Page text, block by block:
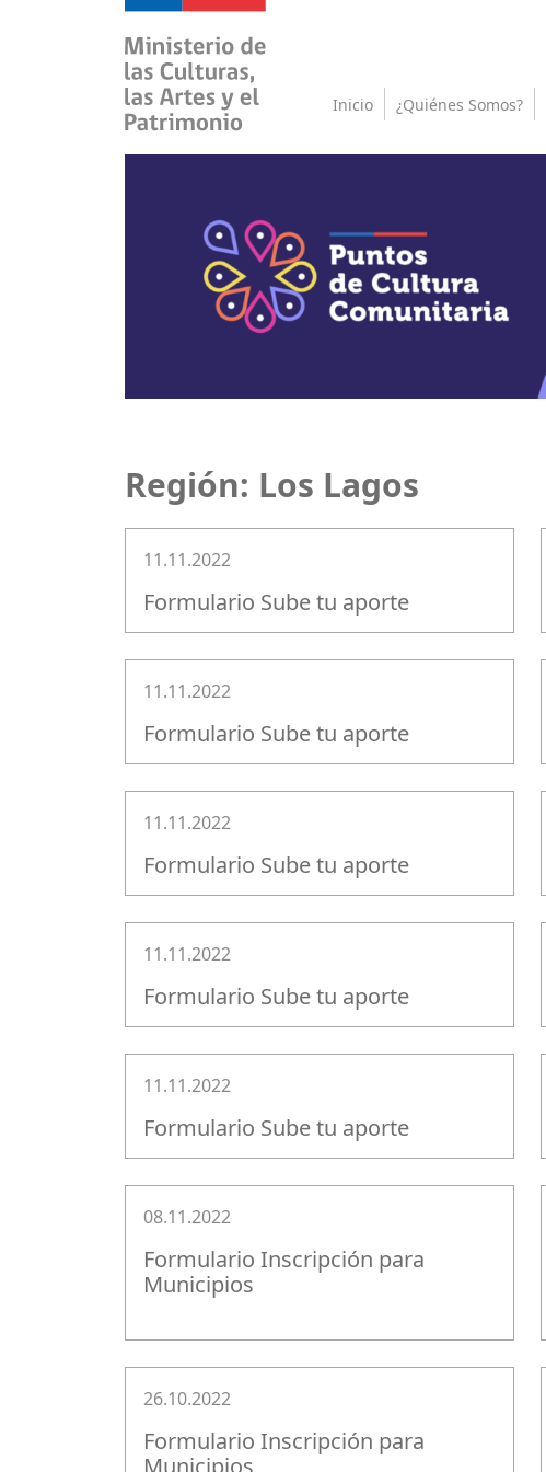
Inicio ¿Quiénes Somos?
Región: Los Lagos
11.11.2022
Formulario Sube tu aporte
11.11.2022
Formulario Sube tu aporte
11.11.2022
Formulario Sube tu aporte
11.11.2022
Formulario Sube tu aporte
11.11.2022
Formulario Sube tu aporte
08.11.2022
Formulario Inscripción para
Municipios
26.10.2022
Formulario Inscripción para
Municipios